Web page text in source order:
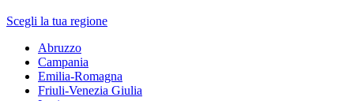
Scegli la tua regione
Abruzzo
Campania
Emilia-Romagna
Friuli-Venezia Giulia